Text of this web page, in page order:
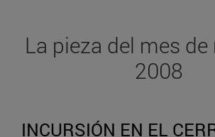
La pieza del mes
2008
INCURSIÓN EN EL